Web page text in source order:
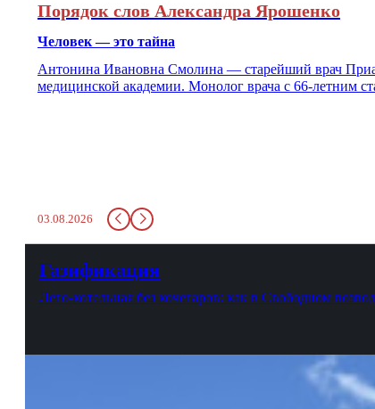
Порядок слов Александра Ярошенко
Человек — это тайна
Антонина Ивановна Смолина — старейший врач
медицинской академии. Монолог врача с 66-летним
03.08.2026
Газификация
Лего-котельная без кочегаров: как в Свободном